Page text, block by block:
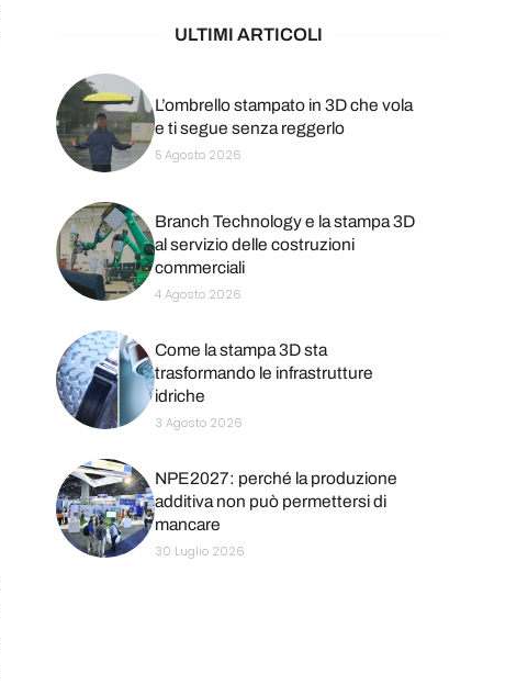
ULTIMI ARTICOLI
L’ombrello stampato in 3D che vola
e ti segue senza reggerlo
5 Agosto 2026
Branch Technology e la stampa 3D
al servizio delle costruzioni
commerciali
4 Agosto 2026
Come la stampa 3D sta
trasformando le infrastrutture
idriche
3 Agosto 2026
NPE2027: perché la produzione
additiva non può permettersi di
mancare
30 Luglio 2026